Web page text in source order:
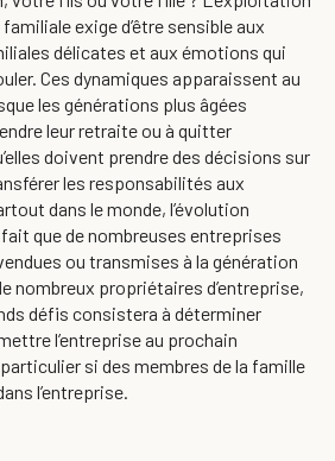
exige d’être sensible aux
délicates et aux émotions qui
Ces dynamiques apparaissent au
les générations plus âgées
leur retraite ou à quitter
doivent prendre des décisions sur
les responsabilités aux
dans le monde, l’évolution
que de nombreuses entreprises
ou transmises à la génération
nombreux propriétaires d’entreprise,
défis consistera à déterminer
l’entreprise au prochain
si des membres de la famille
l’entreprise.